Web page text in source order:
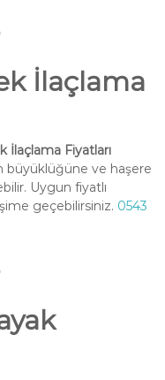
İlaçlama
İlaçlama Fiyatları
büyüklüğüne ve haşere
Uygun fiyatlı
geçebilirsiniz. 0543